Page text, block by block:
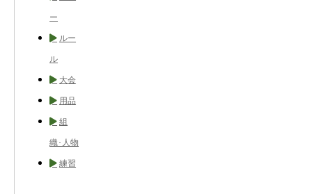
ー
ルー
ル
大会
用品
組
織･人物
練習